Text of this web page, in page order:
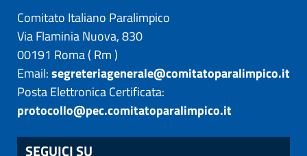
Comitato Italiano Paralimpico
Via Flaminia Nuova, 830
00191 Roma( Rm)
Email:segreteriagenerale@comitatoparalimpico.it
Posta Elettronica Certificata:
protocollo@pec.comitatoparalimpico.it
SEGUICI SU